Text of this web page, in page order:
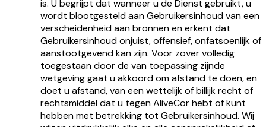
is. U begrijpt dat wanneer u de Dienst gebruikt, u
wordt blootgesteld aan Gebruikersinhoud van een
verscheidenheid aan bronnen en erkent dat
Gebruikersinhoud onjuist, offensief, onfatsoenlijk of
aanstootgevend kan zijn. Voor zover volledig
toegestaan door de van toepassing zijnde
wetgeving gaat u akkoord om afstand te doen, en
doet u afstand, van een wettelijk of billijk recht of
rechtsmiddel dat u tegen AliveCor hebt of kunt
hebben met betrekking tot Gebruikersinhoud. Wij